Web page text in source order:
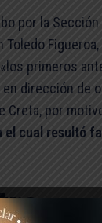
por la
primeros
dirección de
por
cual resultó